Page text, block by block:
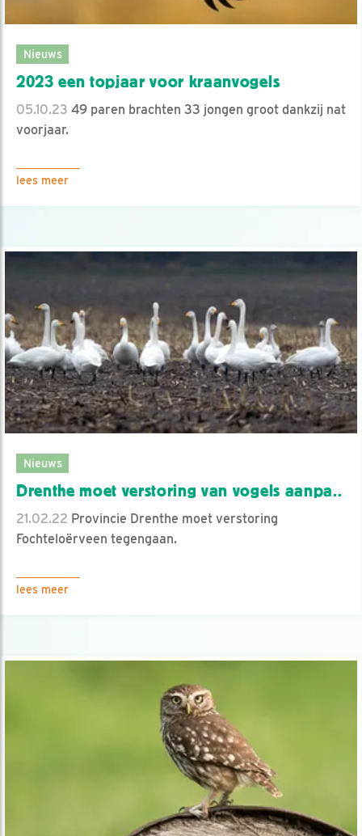
Nieuws
2023 een topjaar voor kraanvogels
05.10.23 49 paren brachten 33 jongen groot dankzij nat
voorjaar.
lees meer
Nieuws
Drenthe moet verstoring van vogels aanpa..
21.02.22 Provincie Drenthe moet verstoring
Fochteloërveen tegengaan.
lees meer